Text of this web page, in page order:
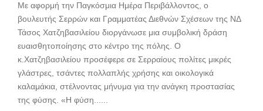
Mε αφορμή την Παγκόσμια Ημέρα Περιβάλλοντος, o
βουλευτής Σερρών και Γραμματέας Διεθνών Σχέσεων της ΝΔ
Τάσος Χατζηβασιλείου διοργάνωσε μια συμβολική δράση
ευαισθητοποίησης στο κέντρο της πόλης. Ο
κ.Χατζηβασιλείου προσέφερε σε Σερραίους πολίτες μικρές
γλάστρες, τσάντες πολλαπλής χρήσης και οικολογικά
καλαμάκια, στέλνοντας μήνυμα για την ανάγκη προστασίας
της φύσης. «Η φύση......